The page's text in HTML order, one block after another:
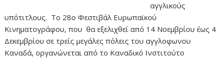
αγγλικούς
υπότιτλους. Το 28ο Φεστιβάλ Ευρωπαϊκού
Κινηματογράφου, που θα εξελιχθεί από 14 Νοεμβρίου έως 4
Δεκεμβρίου σε τρείς μεγάλες πόλεις του αγγλοφωνου
Καναδά, οργανώνεται από το Καναδικό Ινστιτούτο